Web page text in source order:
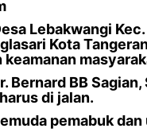
Lebakwangi
Kota
Bernard BB
di jalan.
pemabuk